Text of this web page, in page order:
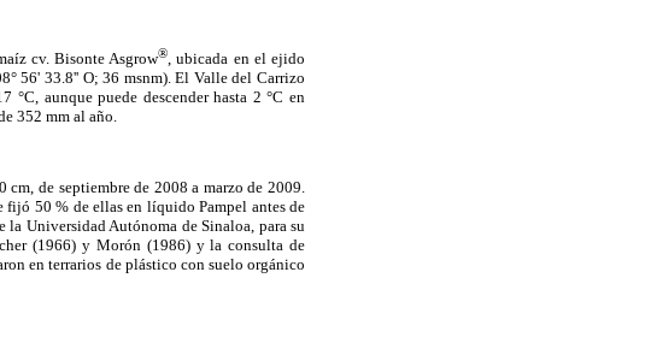
cv. Bisonte Asgrow®, ubicada en el ejido
56' 33.8'' O; 36 msnm). El Valle del Carrizo
aunque puede descender hasta 2 °C en
352 mm al año.
de septiembre de 2008 a marzo de 2009.
fijó 50 % de ellas en líquido Pampel antes de
Universidad Autónoma de Sinaloa, para su
(1966) y Morón (1986) y la consulta de
en terrarios de plástico con suelo orgánico